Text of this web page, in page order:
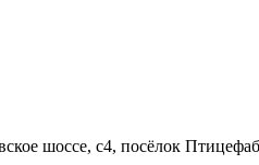
шоссе, с4, посёлок